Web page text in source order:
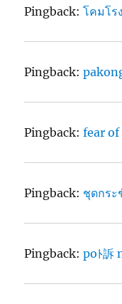
Pingback:โคมโร
Pingback:
Pingback:fear of
Pingback: ชุดกระ
Pingback:poﾄ訴